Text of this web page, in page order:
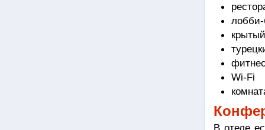
лобби-
Wi-Fi
В отеле